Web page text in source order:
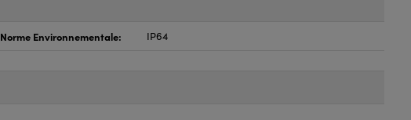
Norme Environnementale: IP64